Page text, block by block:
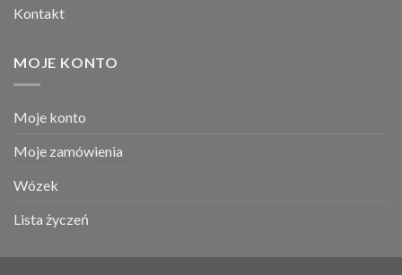
Kontakt
MOJE KONTO
Moje konto
Moje zamówienia
Wózek
Lista życzeń